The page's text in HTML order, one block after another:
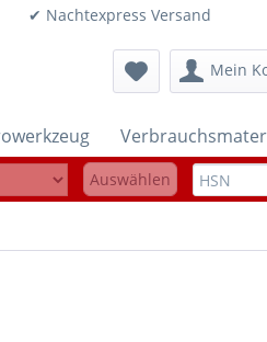
✔ Nachtexpress Versand
Mein
Auswählen